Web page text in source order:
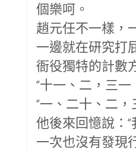
個樂呵。
趙元任不一樣，
一邊就在研究打
衙役獨特的計數
“十一、二，三
“一、二十、二，
他後來回憶說：“
一次也沒有發現